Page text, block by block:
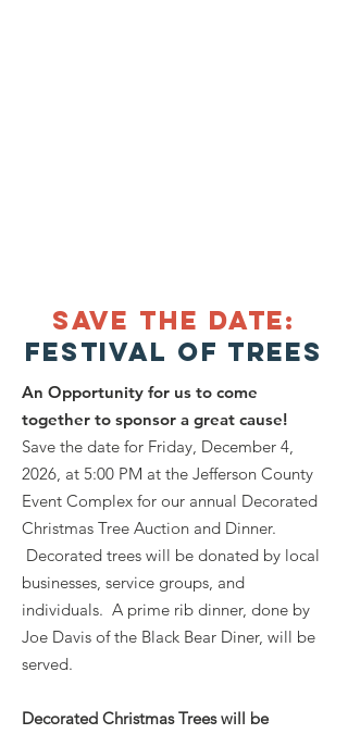
Save the date:
FESTIVAL OF TREES
An Opportunity for us to come
together to sponsor a great cause!
Save the date for Friday, December 4,
2026, at 5:00 PM at the Jefferson County
Event Complex for our annual Decorated
Christmas Tree Auction and Dinner.
Decorated trees will be donated by local
businesses, service groups, and
individuals. A prime rib dinner, done by
Joe Davis of the Black Bear Diner, will be
served.
Decorated Christmas Trees will be